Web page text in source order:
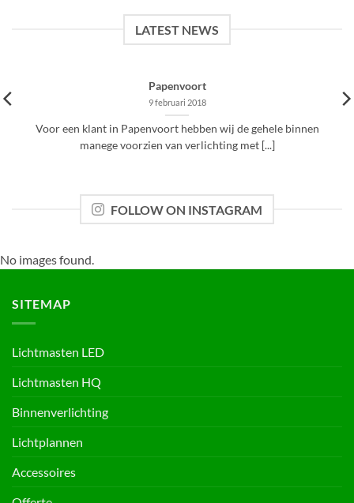
LATEST NEWS
Papenvoort
9 februari 2018
Voor een klant in Papenvoort hebben wij de gehele binnen
manege voorzien van verlichting met [...]
FOLLOW ON INSTAGRAM
No images found.
SITEMAP
Lichtmasten LED
Lichtmasten HQ
Binnenverlichting
Lichtplannen
Accessoires